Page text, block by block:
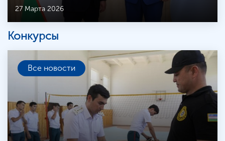
27 Марта 2026
Конкурсы
Все новости